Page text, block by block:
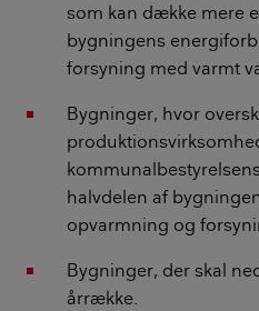
som kan dække mere
bygningens
forsyning med varmt
Bygninger, hvor
halvdelen af
opvarmning og
Bygninger, der skal
årrække.